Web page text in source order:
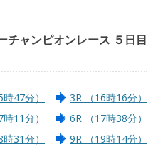
ャンピオンレース ５日目
47分）
3R （16時16分）
11分）
6R （17時38分）
31分） 9R （19時14分）